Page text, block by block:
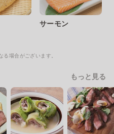
サーモン
場合がございます。
もっと見る